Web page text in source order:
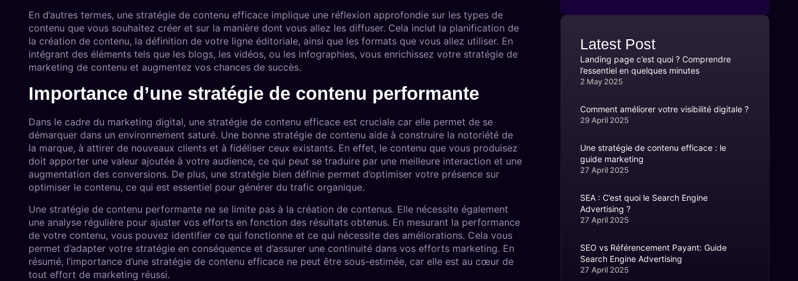
En d’autres termes, une stratégie de contenu efficace implique une réflexion approfondie sur les types de
contenu que vous souhaitez créer et sur la manière dont vous allez les diffuser. Cela inclut la planification de
la création de contenu, la définition de votre ligne éditoriale, ainsi que les formats que vous allez utiliser. En
intégrant des éléments tels que les blogs, les vidéos, ou les infographies, vous enrichissez votre stratégie de
marketing de contenu et augmentez vos chances de succès.
Importance d’une stratégie de contenu performante
Dans le cadre du marketing digital, une stratégie de contenu efficace est cruciale car elle permet de se
démarquer dans un environnement saturé. Une bonne stratégie de contenu aide à construire la notoriété de
la marque, à attirer de nouveaux clients et à fidéliser ceux existants. En effet, le contenu que vous produisez
doit apporter une valeur ajoutée à votre audience, ce qui peut se traduire par une meilleure interaction et une
augmentation des conversions. De plus, une stratégie bien définie permet d’optimiser votre présence sur
optimiser le contenu, ce qui est essentiel pour générer du trafic organique.
Une stratégie de contenu performante ne se limite pas à la création de contenus. Elle nécessite également
une analyse régulière pour ajuster vos efforts en fonction des résultats obtenus. En mesurant la performance
de votre contenu, vous pouvez identifier ce qui fonctionne et ce qui nécessite des améliorations. Cela vous
permet d’adapter votre stratégie en conséquence et d’assurer une continuité dans vos efforts marketing. En
résumé, l’importance d’une stratégie de contenu efficace ne peut être sous-estimée, car elle est au cœur de
tout effort de marketing réussi.
Latest Post
Landing page c’est quoi ? Comprendre
l’essentiel en quelques minutes
2 May 2025
Comment améliorer votre visibilité digitale ?
29 April 2025
Une stratégie de contenu efficace : le
guide marketing
27 April 2025
SEA : C’est quoi le Search Engine
Advertising ?
27 April 2025
SEO vs Référencement Payant: Guide
Search Engine Advertising
27 April 2025